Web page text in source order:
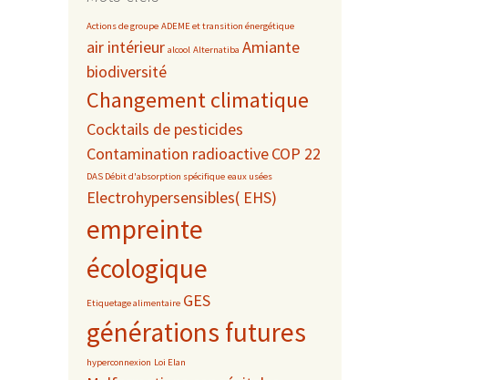
(THT, téléphonie
Linky, …)
industriel
Actions de groupe ADEME et transition énergétique
air intérieur alcool Alternatiba Amiante
biodiversité
Changement climatique
Cocktails de pesticides
Contamination radioactiveCOP 22
DAS Débit d'absorption spécifique eaux usées
Electrohypersensibles( EHS)
empreinte
écologique
Etiquetage alimentaire GES
générations futures
hyperconnexion Loi Elan